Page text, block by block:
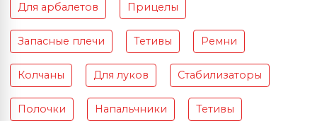
Для арбалетов Прицелы
Запасные плечи Тетивы Ремни
Колчаны Для луков Стабилизаторы
Полочки Напальчники Тетивы